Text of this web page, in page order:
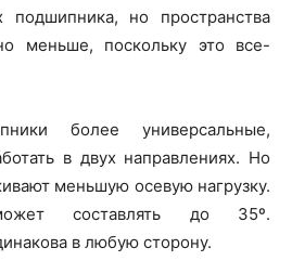
подшипника, но пространства
меньше, поскольку это все-
более универсальные,
в двух направлениях. Но
меньшую осевую нагрузку.
составлять до 35º.
в любую сторону.